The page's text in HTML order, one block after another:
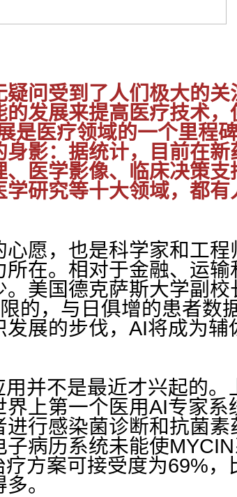
问受到了人们极大的
发展来提高医疗技术
是医疗领域的一个里程
影：据统计，目前在
、医学影像、临床决策
研究等十大领域，都
愿，也是科学家和工
在。相对于金融、运
美国德克萨斯大学副
的，与日俱增的患者数
展的步伐，AI将成为辅
并不是最近才兴起的。
上第一个医用AI专家系
行感染菌诊断和抗菌素
病历系统未能使MYCIN
方案可接受度为69%，
。